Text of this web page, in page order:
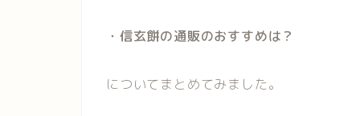
・信玄餅の通販のおすすめは？
についてまとめてみました。